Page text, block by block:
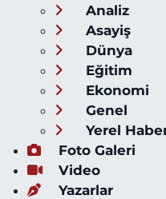
Analiz
Asayiş
Dünya
Eğitim
Ekonomi
Genel
Yerel
Foto Galeri
Video
Yazarlar